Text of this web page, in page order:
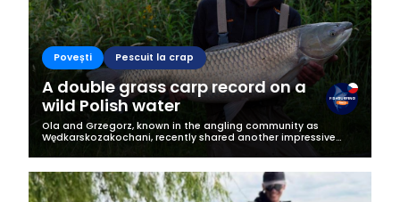
Povești Pescuit la crap
A double grass carp record on a
wild Polish water
Ola and Grzegorz, known in the angling community as
Wędkarskozakochani, recently shared another impressive
kilogram grass carp fell for...